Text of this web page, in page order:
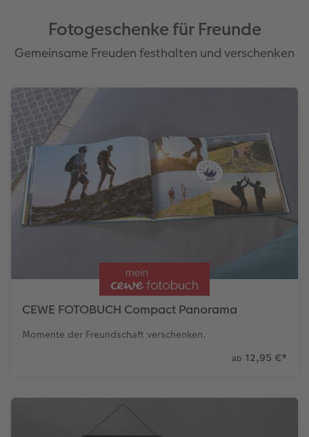
Fotogeschenke für Freunde
Gemeinsame Freuden festhalten und verschenken
CEWE FOTOBUCH Compact Panorama
Momente der Freundschaft verschenken.
ab 12,95 €*